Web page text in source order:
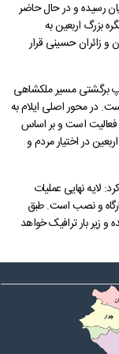
رسیده و در حال حاضر
بزرگ اربعین به
و زائران حسینی قرار
برگشتی مسیر ملکشاهی
در محور اصلی ایلام به
فعالیت است و بر اساس
از اربعین در اختیار مردم و
لایه نهایی عملیات
و نصب است. طبق
و زیر بار ترافیک خواهد